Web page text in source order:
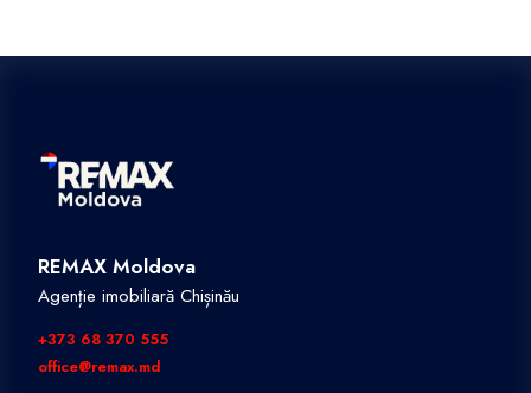
REMAX Moldova
Agenție imobiliară Chișinău
+373 68 370 555
office@remax.md